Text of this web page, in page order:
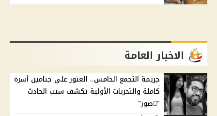
الاخبار العامة
جريمة التجمع الخامس.. العثور على جثامين أسرة
كاملة والتحريات الأولية تكشف سبب الحادث
"ًصور"